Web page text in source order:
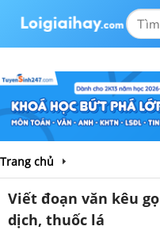
Trang chủ
Viết đoạn văn kêu
dịch, thuốc lá